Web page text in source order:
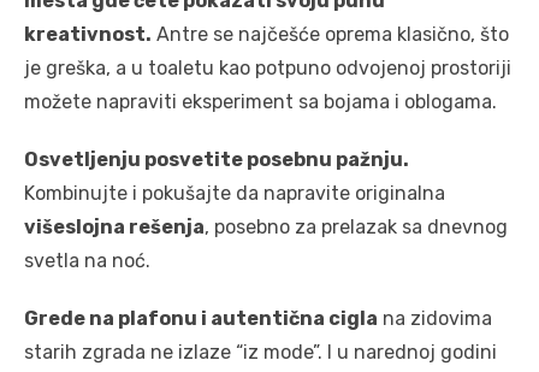
kreativnost. Antre se najčešće oprema klasično, što
je greška, a u toaletu kao potpuno odvojenoj prostoriji
možete napraviti eksperiment sa bojama i oblogama.
Osvetljenju posvetite posebnu pažnju.
Kombinujte i pokušajte da napravite originalna
višeslojna rešenja, posebno za prelazak sa dnevnog
svetla na noć.
Grede na plafonu i autentična cigla na zidovima
starih zgrada ne izlaze “iz mode”. I u narednoj godini